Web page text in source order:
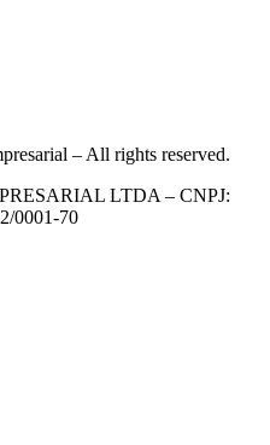
– All rights reserved.
LTDA – CNPJ:
0001-70